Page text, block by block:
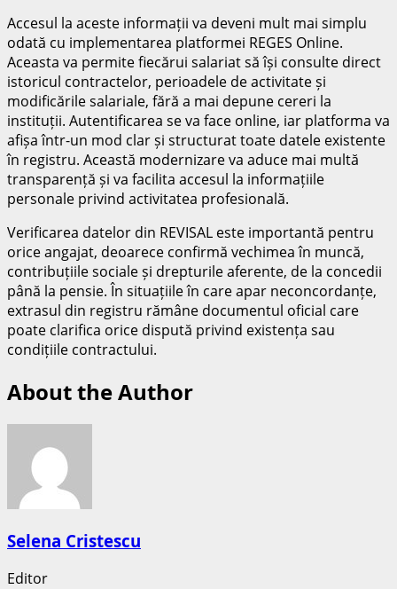
Accesul la aceste informații va deveni mult mai simplu
odată cu implementarea platformei REGES Online.
Aceasta va permite fiecărui salariat să își consulte direct
istoricul contractelor, perioadele de activitate și
modificările salariale, fără a mai depune cereri la
instituții. Autentificarea se va face online, iar platforma va
afișa într-un mod clar și structurat toate datele existente
în registru. Această modernizare va aduce mai multă
transparență și va facilita accesul la informațiile
personale privind activitatea profesională.
Verificarea datelor din REVISAL este importantă pentru
orice angajat, deoarece confirmă vechimea în muncă,
contribuțiile sociale și drepturile aferente, de la concedii
până la pensie. În situațiile în care apar neconcordanțe,
extrasul din registru rămâne documentul oficial care
poate clarifica orice dispută privind existența sau
condițiile contractului.
About the Author
Selena Cristescu
Editor